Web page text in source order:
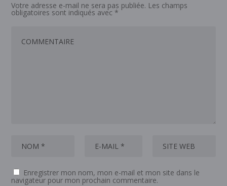
Votre adresse e-mail ne sera pas publiée. Les champs
obligatoires sont indiqués avec *
Enregistrer mon nom, mon e-mail et mon site dans le
navigateur pour mon prochain commentaire.